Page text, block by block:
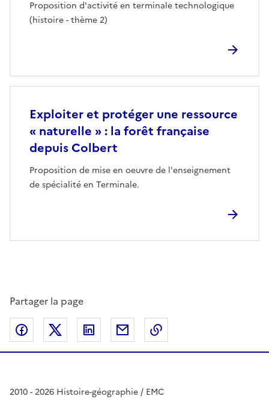
Proposition d'activité en terminale technologique
(histoire - thème 2)
Exploiter et protéger une ressource
« naturelle » : la forêt française
depuis Colbert
Proposition de mise en oeuvre de l'enseignement
de spécialité en Terminale.
Partager la page
Partager sur Facebook
Partager sur Twitter
Partager sur LinkedIn
Partager par email
2010 - 2026 Histoire-géographie / EMC